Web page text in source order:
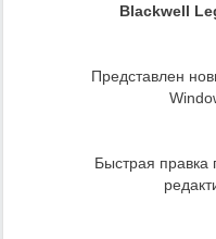
Blackwell
Представлен
Быстрая правка